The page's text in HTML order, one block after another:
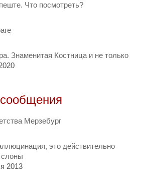
Что посмотреть?
Знаменитая Костница и не только
Мерзебург
это действительно
2013